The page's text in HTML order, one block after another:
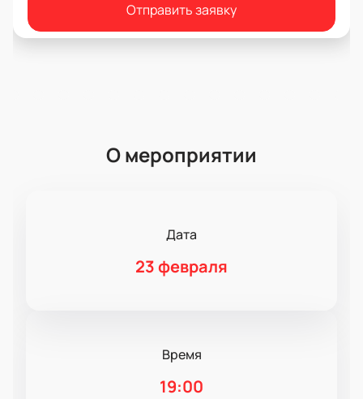
Отправить заявку
О мероприятии
Дата
23 февраля
Время
19:00